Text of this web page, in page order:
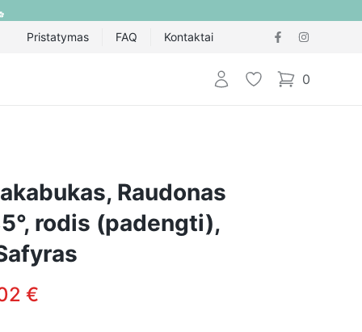
Pristatymas FAQ Kontaktai
PrisijungtiPageidavimų
0
items in cart,
Raudonas
rodis (padengti),
€